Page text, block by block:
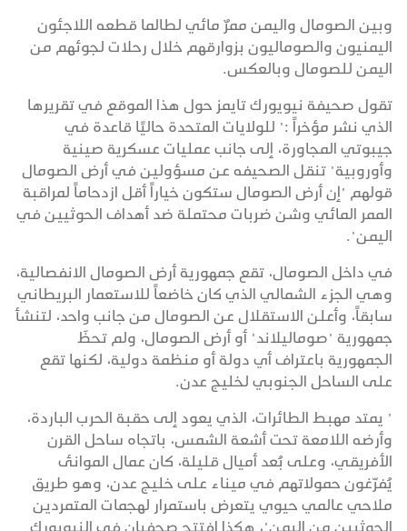
وبين الصومال واليمن ممرٌ مائي لطالما قطعه اللاجئون
اليمنيون والصوماليون بزوارقهم خلال رحلات لجوئهم من
اليمن للصومال وبالعكس.
تقول صحيفة نيويورك تايمز حول هذا الموقع في تقريرها
الذي نشر مؤخراً :" للولايات المتحدة حاليًا قاعدة في
جيبوتي المجاورة، إلى جانب عمليات عسكرية صينية
وأوروبية" تنقل الصحيفه عن مسؤولين في أرض الصومال
قولهم "إن أرض الصومال ستكون خياراً أقل ازدحاماً لمراقبة
الممر المائي وشن ضربات محتملة ضد أهداف الحوثيين في
اليمن".
في داخل الصومال، تقع جمهورية أرض الصومال الانفصالية،
وهي الجزء الشمالي الذي كان خاضعاً للاستعمار البريطاني
سابقاً، وأعلن الاستقلال عن الصومال من جانب واحد، لتنشأ
جمهورية "صوماليلاند" أو أرض الصومال، ولم تحظَ
الجمهورية باعتراف أي دولة أو منظمة دولية، لكنها تقع
على الساحل الجنوبي لخليج عدن.
" يمتد مهبط الطائرات، الذي يعود إلى حقبة الحرب الباردة،
وأرضه اللامعة تحت أشعة الشمس، باتجاه ساحل القرن
الأفريقي، وعلى بُعد أميال قليلة، كان عمال الموانئ
يُفرّغون حمولاتهم في ميناء على خليج عدن، وهو طريق
ملاحي عالمي حيوي يتعرض باستمرار لهجمات المتمردين